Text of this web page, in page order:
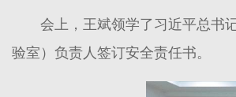
会上，王斌领学了习近平总书
验室）负责人签订安全责任书。